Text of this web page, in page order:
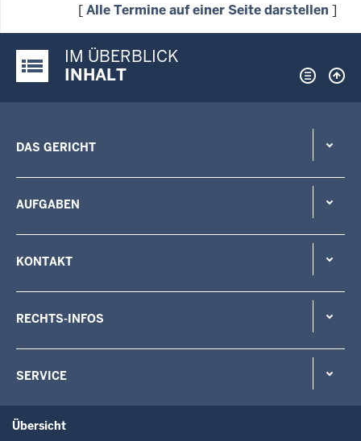
[Alle Termine auf einer Seite darstellen ]
Justiz-Portal im Überblick:
IM ÜBERBLICK
INHALT
DAS GERICHT
AUFGABEN
KONTAKT
RECHTS-INFOS
SERVICE
Übersicht